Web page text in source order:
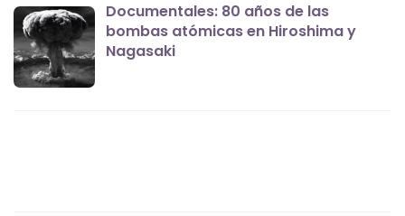
Documentales: 80 años de las
bombas atómicas en Hiroshima y
Nagasaki